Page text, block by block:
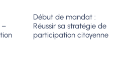
–
Début de mandat :
Réussir sa stratégie de
participation citoyenne